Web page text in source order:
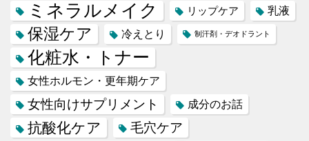
ミネラルメイク リップケア 乳液
保湿ケア 冷えとり 制汗剤・デオドラント
化粧水・トナー
女性ホルモン・更年期ケア
女性向けサプリメント 成分のお話
抗酸化ケア 毛穴ケア